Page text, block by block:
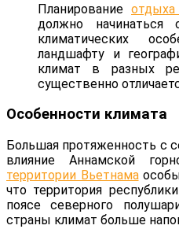
Планирование
должно начинаться
климатических
ландшафту и
климат в разных
существенно
Особенности климата
Большая протяженность с
влияние Аннамской
территории Вьетнама
что территория
поясе северного
страны климат больше